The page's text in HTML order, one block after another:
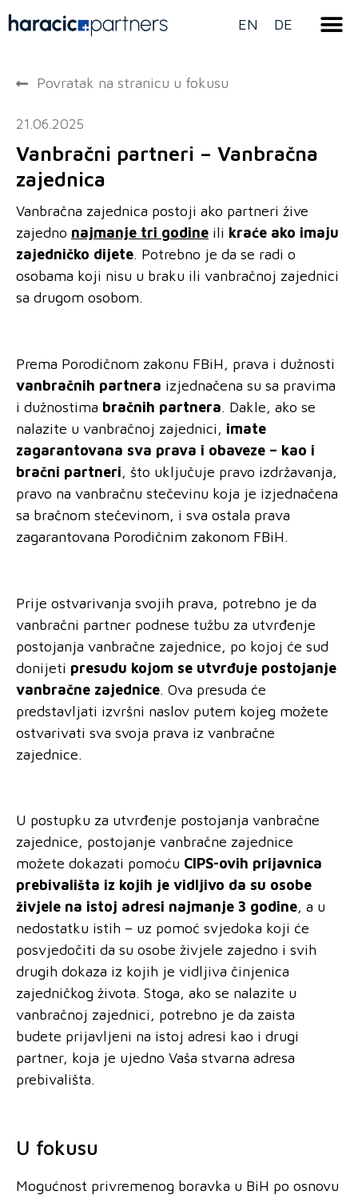
EN DE
Povratak na stranicu u fokusu
21.06.2025
Vanbračni partneri – Vanbračna
zajednica
Vanbračna zajednica postoji ako partneri žive
zajedno najmanje tri godine ili kraće ako imaju
zajedničko dijete. Potrebno je da se radi o
osobama koji nisu u braku ili vanbračnoj zajednici
sa drugom osobom.
Prema Porodičnom zakonu FBiH, prava i dužnosti
vanbračnih partnera izjednačena su sa pravima
i dužnostima bračnih partnera. Dakle, ako se
nalazite u vanbračnoj zajednici, imate
zagarantovana sva prava i obaveze – kao i
bračni partneri, što uključuje pravo izdržavanja,
pravo na vanbračnu stečevinu koja je izjednačena
sa bračnom stečevinom, i sva ostala prava
zagarantovana Porodičnim zakonom FBiH.
Prije ostvarivanja svojih prava, potrebno je da
vanbračni partner podnese tužbu za utvrđenje
postojanja vanbračne zajednice, po kojoj će sud
donijeti presudu kojom se utvrđuje postojanje
vanbračne zajednice. Ova presuda će
predstavljati izvršni naslov putem kojeg možete
ostvarivati sva svoja prava iz vanbračne
zajednice.
U postupku za utvrđenje postojanja vanbračne
zajednice, postojanje vanbračne zajednice
možete dokazati pomoću CIPS-ovih prijavnica
prebivališta iz kojih je vidljivo da su osobe
živjele na istoj adresi najmanje 3 godine, a u
nedostatku istih – uz pomoć svjedoka koji će
posvjedočiti da su osobe živjele zajedno i svih
drugih dokaza iz kojih je vidljiva činjenica
zajedničkog života. Stoga, ako se nalazite u
vanbračnoj zajednici, potrebno je da zaista
budete prijavljeni na istoj adresi kao i drugi
partner, koja je ujedno Vaša stvarna adresa
prebivališta.
U fokusu
Mogućnost privremenog boravka u BiH po osnovu